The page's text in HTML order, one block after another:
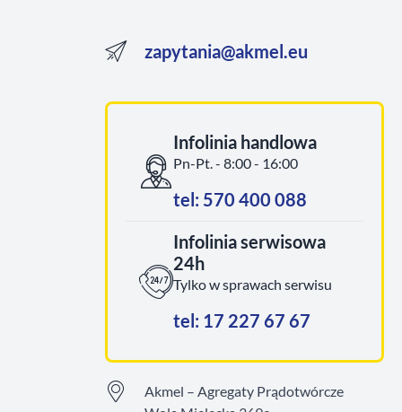
zapytania@akmel.eu
Infolinia handlowa
Pn-Pt. - 8:00 - 16:00
tel: 570 400 088
Infolinia serwisowa
24h
Tylko w sprawach serwisu
tel: 17 227 67 67
Akmel – Agregaty Prądotwórcze